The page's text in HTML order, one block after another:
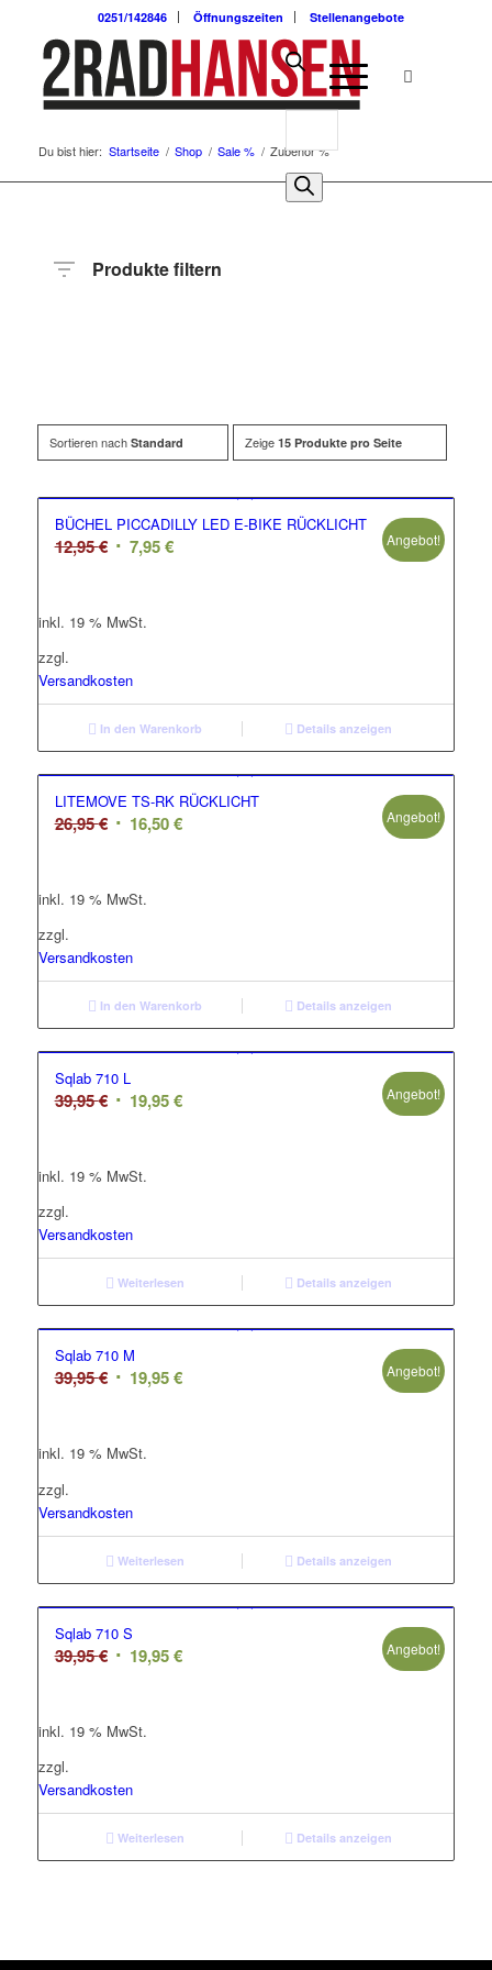
0251/142846 Öffnungszeiten Stellenangebote
Du bist hier: Startseite / Shop / Sale % / Zubehör %
Produkte filtern
Sortieren nach Standard Zeige 15 Produkte pro Seite
BÜCHEL PICCADILLY LED E-BIKE RÜCKLICHT
12,95€ Ursprünglicher
12,95 €
7,95€Aktueller
Angebot!
inkl. 19 % MwSt.
zzgl.
Versandkosten
In den Warenkorb Details anzeigen
LITEMOVE TS-RK RÜCKLICHT
26,95€ Ursprünglicher
26,95 €
16,50€Aktueller
Angebot!
inkl. 19 % MwSt.
zzgl.
Versandkosten
In den Warenkorb Details anzeigen
Sqlab 710 L
39,95€ Ursprünglicher
39,95 €
19,95€Aktueller
Angebot!
inkl. 19 % MwSt.
zzgl.
Versandkosten
Weiterlesen Details anzeigen
Sqlab 710 M
39,95€ Ursprünglicher
39,95 €
19,95€Aktueller
Angebot!
inkl. 19 % MwSt.
zzgl.
Versandkosten
Weiterlesen Details anzeigen
Sqlab 710 S
39,95€ Ursprünglicher
39,95 €
19,95€Aktueller
Angebot!
inkl. 19 % MwSt.
zzgl.
Versandkosten
Weiterlesen Details anzeigen